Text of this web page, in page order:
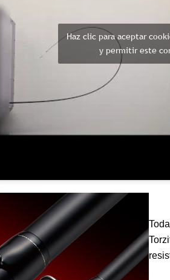
Haz clic para aceptar
y permitir este